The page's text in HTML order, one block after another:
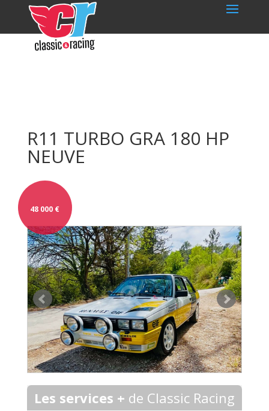
R11 TURBO GRA 180 HP
NEUVE
48 000 €
Les services + de Classic Racing